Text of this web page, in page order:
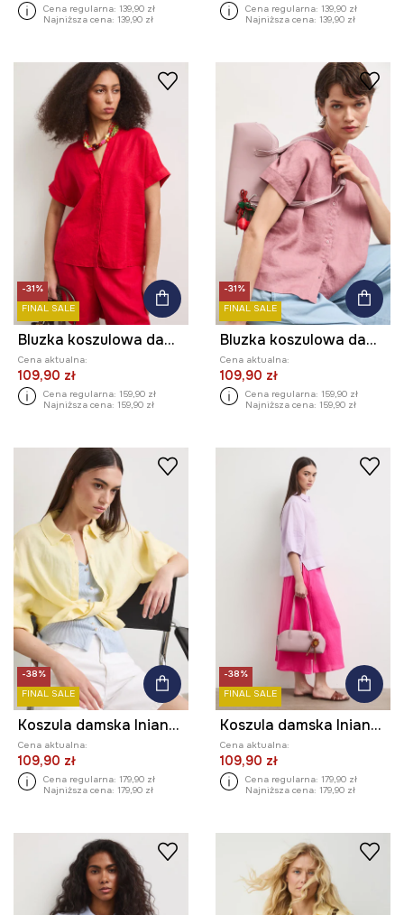
Cena regularna: 139,90 zł
Najniższa cena: 139,90 zł
Cena regularna: 139,90 zł
Najniższa cena: 139,90 zł
-31%
FINAL SALE
Bluzka koszulowa damska lniana gładka
Cena aktualna:
109,90 zł
Cena regularna: 159,90 zł
Najniższa cena: 159,90 zł
-31%
FINAL SALE
Bluzka koszulowa damska lniana gładka
Cena aktualna:
109,90 zł
Cena regularna: 159,90 zł
Najniższa cena: 159,90 zł
-38%
FINAL SALE
Koszula damska lniana gładka
Cena aktualna:
109,90 zł
Cena regularna: 179,90 zł
Najniższa cena: 179,90 zł
-38%
FINAL SALE
Koszula damska lniana gładka
Cena aktualna:
109,90 zł
Cena regularna: 179,90 zł
Najniższa cena: 179,90 zł